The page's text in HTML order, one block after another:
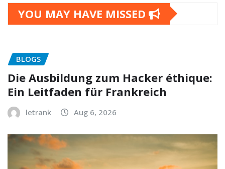
YOU MAY HAVE MISSED
BLOGS
Die Ausbildung zum Hacker éthique:
Ein Leitfaden für Frankreich
letrank Aug 6, 2026